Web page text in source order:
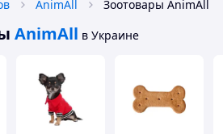
AnimAll Зоотовары AnimAll
AnimAll в Украине